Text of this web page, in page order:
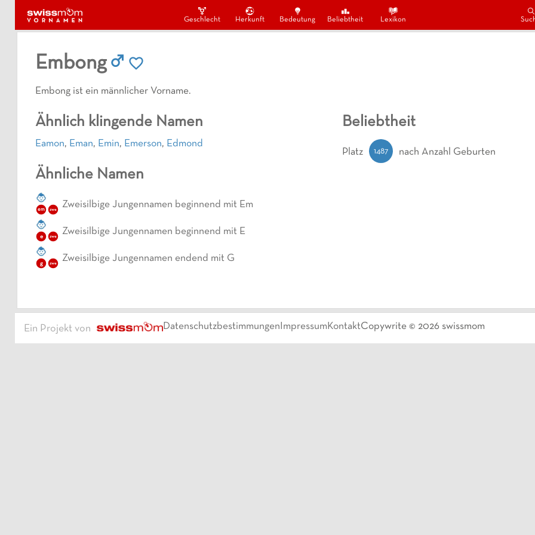
Geschlecht Herkunft Bedeutung Beliebtheit Lexikon
Embong
Embong ist ein männlicher Vorname.
Ähnlich klingende Namen
Eamon, Eman, Emin, Emerson, Edmond
Ähnliche Namen
em zwe Zweisilbige Jungennamen beginnend mit Em
e zwe Zweisilbige Jungennamen beginnend mit E
g zwe Zweisilbige Jungennamen endend mit G
Beliebtheit
Platz 1487 nach Anzahl Geburten
Ein Projekt von DatenschutzbestimmungenImpressumKontaktCopywrite © 2026 swissmom